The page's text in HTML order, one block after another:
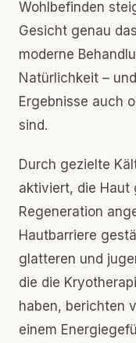
Wohlbefinden
Gesicht genau
moderne
Natürlichkeit –
Ergebnisse auch
sind.
Durch gezielte
aktiviert, die Haut
Regeneration
Hautbarriere
glatteren und
die die
haben, berichten
einem